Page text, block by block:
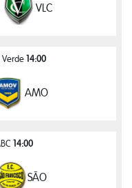
VLC
14:00
AMO
14:00
SÃO